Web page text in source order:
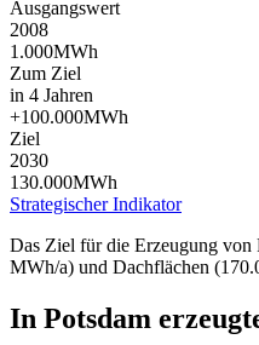
Ausgangswert
2008
1.000MWh
Zum Ziel
in 4 Jahren
+100.000MWh
Ziel
2030
130.000MWh
Strategischer Indikator
Das Ziel für die Erzeugung von
MWh/a) und Dachflächen
In Potsdam